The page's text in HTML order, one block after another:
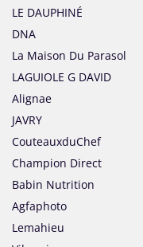
LE DAUPHINÉ
DNA
La Maison Du Parasol
LAGUIOLE G DAVID
Alignae
JAVRY
CouteauxduChef
Champion Direct
Babin Nutrition
Agfaphoto
Lemahieu